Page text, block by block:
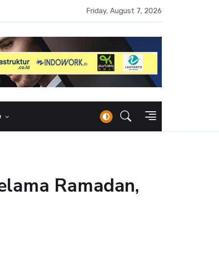
Naik 100 Bps, Destry Sebut Stabilitas Rupiah Jadi Prioritas
Friday, August 7, 2026
Ramadan,